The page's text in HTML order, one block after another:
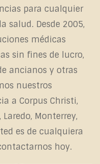
para cualquier
salud. Desde 2005,
médicas
sin fines de lucro,
ancianos y otras
nuestros
a Corpus Christi,
Monterrey,
es de cualquiera
hoy.